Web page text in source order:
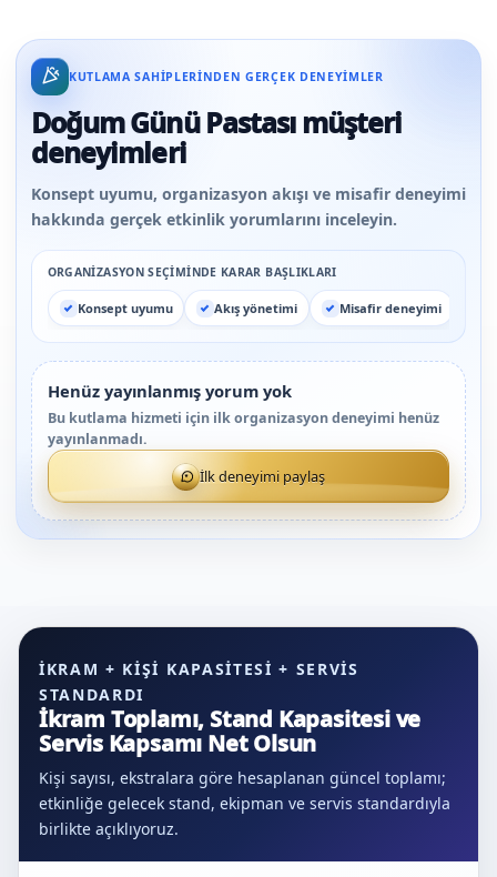
KUTLAMA SAHIPLERINDEN GERÇEK DENEYIMLER
Doğum Günü Pastası müşteri
deneyimleri
Konsept uyumu, organizasyon akışı ve misafir deneyimi
hakkında gerçek etkinlik yorumlarını inceleyin.
ORGANIZASYON SEÇIMINDE KARAR BAŞLIKLARI
Konsept uyumu Akış yönetimi Misafir deneyimi
Henüz yayınlanmış yorum yok
Bu kutlama hizmeti için ilk organizasyon deneyimi henüz
yayınlanmadı.
İlk deneyimi paylaş
İKRAM + KIŞI KAPASITESI + SERVIS
STANDARDI
İkram Toplamı, Stand Kapasitesi ve
Servis Kapsamı Net Olsun
Kişi sayısı, ekstralara göre hesaplanan güncel toplamı;
etkinliğe gelecek stand, ekipman ve servis standardıyla
birlikte açıklıyoruz.